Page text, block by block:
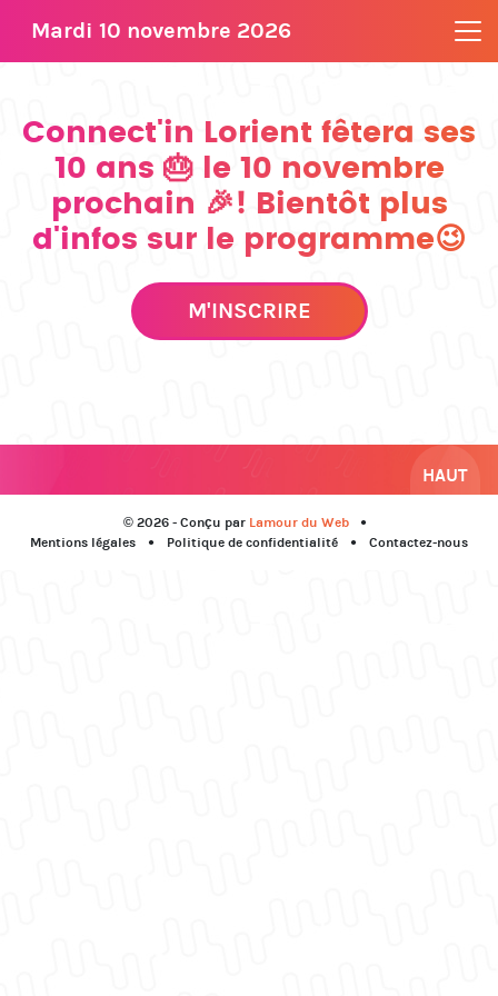
Mardi 10 novembre 2026
Connect'in Lorient fêtera ses
10 ans 🎂 le 10 novembre
prochain 🎉! Bientôt plus
d'infos sur le programme😉
M'INSCRIRE
HAUT
© 2026 - Conçu par Lamour du Web
Mentions légales
Politique de confidentialité Contactez-nous